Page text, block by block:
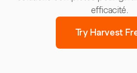
efficacité.
Try Harvest